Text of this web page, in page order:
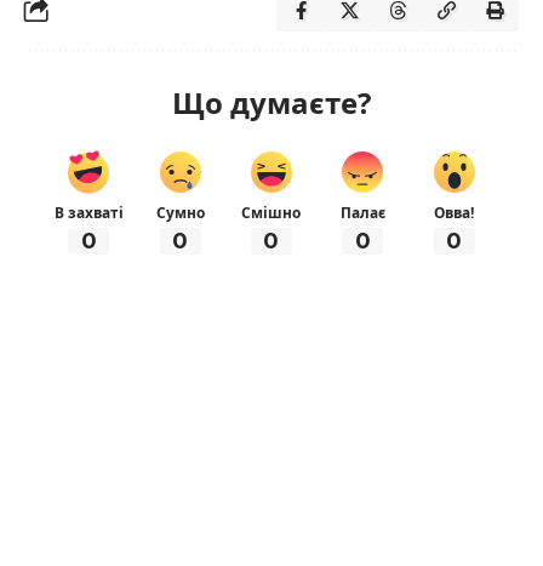
Що думаєте?
В захваті
0
Сумно
0
Смішно
0
Палає
0
Овва!
0